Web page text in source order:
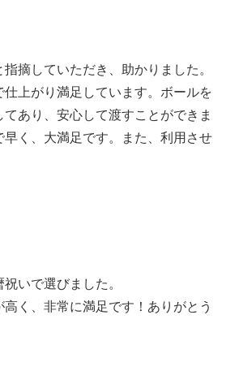
摘していただき、助かりました。
上がり満足しています。ボールを
あり、安心して渡すことができま
く、大満足です。また、利用させ
いで選びました。
く、非常に満足です！ありがとう